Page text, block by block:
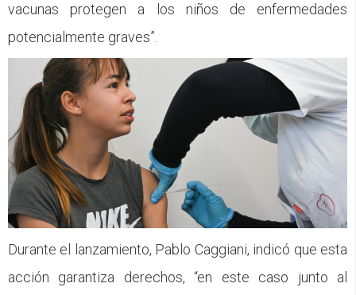
vacunas protegen a los niños de enfermedades
potencialmente graves”.
Durante el lanzamiento, Pablo Caggiani, indicó que esta
acción garantiza derechos, “en este caso junto al